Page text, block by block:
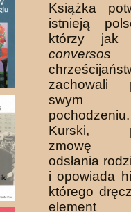
Książka
istnieją
którzy jak
conversos
zachowali
swym
Kurski,
zmowę
odsłania
i opowiada
którego